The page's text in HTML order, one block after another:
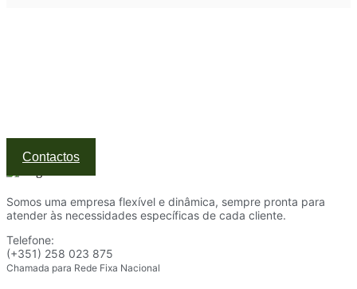
Contactos
Somos uma empresa flexível e dinâmica, sempre pronta para
atender às necessidades específicas de cada cliente.
Telefone:
(+351) 258 023 875
Chamada para Rede Fixa Nacional